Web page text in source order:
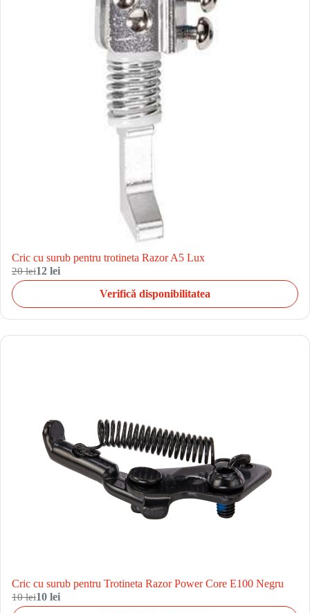
Cric cu surub pentru trotineta Razor A5 Lux
20 lei12 lei
Verifică disponibilitatea
Cric cu surub pentru Trotineta Razor Power Core E100 Negru
10 lei10 lei